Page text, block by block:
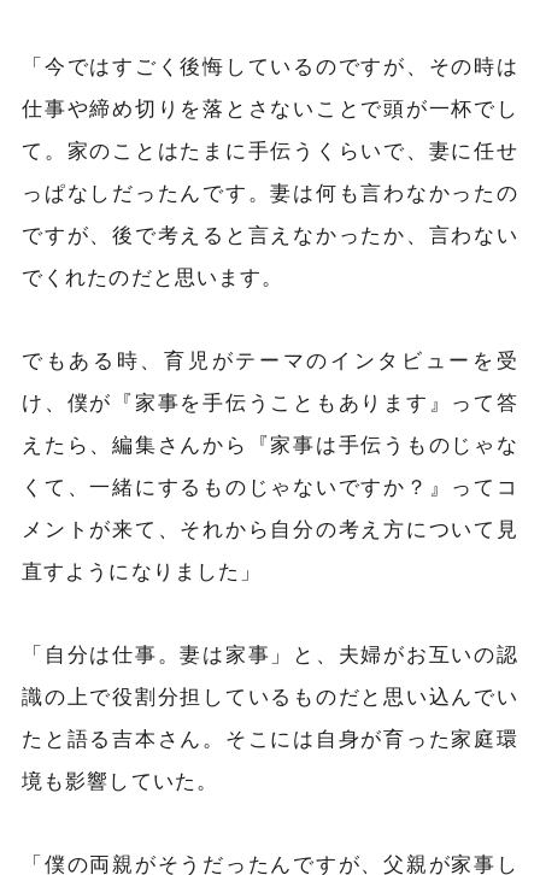
「今ではすごく後悔しているのですが、その時は
仕事や締め切りを落とさないことで頭が一杯でし
て。家のことはた まに手伝うくらいで、妻に任せ
っぱなしだったんです。妻は何も言わなかったの
ですが、後で考えると言えなかったか、言わない
でくれたのだと思います。
でもある時、育児がテーマのインタビューを受
け、僕が『家事を手伝うこともあります』って答
えたら、編集さんから『家事は手伝うものじゃな
くて、一緒にするものじゃないですか？』ってコ
メントが来て、それから自分の考え方について見
直すようになりました」
「自分は仕事。妻は家事」と、夫婦がお互いの認
識の上で役割分担しているものだと思い込んでい
たと語る吉本さん。そこには自身が育った家庭環
境も影響していた。
「僕の両親がそうだったんですが、父親が家事し